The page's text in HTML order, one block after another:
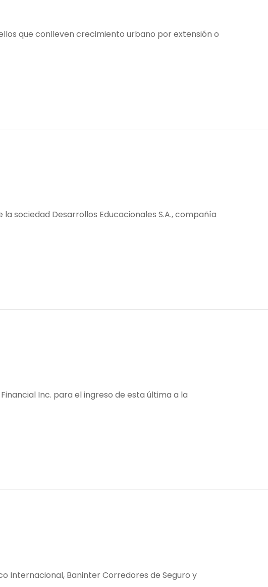
que conlleven crecimiento urbano por extensión o
sociedad Desarrollos Educacionales S.A., compañía
Inc. para el ingreso de esta última a la
Internacional, Baninter Corredores de Seguro y